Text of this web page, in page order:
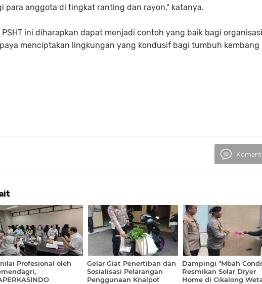
para anggota di tingkat ranting dan rayon," katanya.
ini diharapkan dapat menjadi contoh yang baik bagi
menciptakan lingkungan yang kondusif bagi tumbuh kembang
Profesional oleh
Gelar Giat Penertiban dan
Sosialisasi Pelarangan
Penggunaan Knalpot
Dampingi "Mbah
Resmikan Solar Dryer
Home di Cikalong